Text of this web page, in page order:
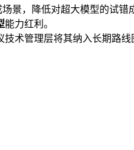
景，降低对超大模型的试错
能力红利。
术管理层将其纳入长期路线